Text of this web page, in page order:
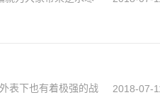
表下也有着极强的战
2018-07-